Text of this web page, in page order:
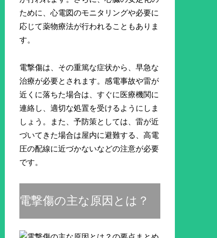
ために、心電図のモニタリングや必要に
応じて薬物療法が行われることもありま
す。
電撃傷は、その重篤な症状から、早急な
治療が必要とされます。感電事故や雷が
近くに落ちた場合は、すぐに医療機関に
連絡し、適切な処置を受けるようにしま
しょう。また、予防策としては、雷が近
づいてきた場合は屋内に避難する、高電
圧の配線に近づかないなどの注意が必要
です。
電撃傷の主な原因とは？